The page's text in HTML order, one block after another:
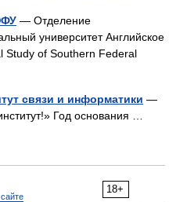
— Отделение
университет Английское
Study of Southern Federal
связи и информатики —
Год основания …
18+